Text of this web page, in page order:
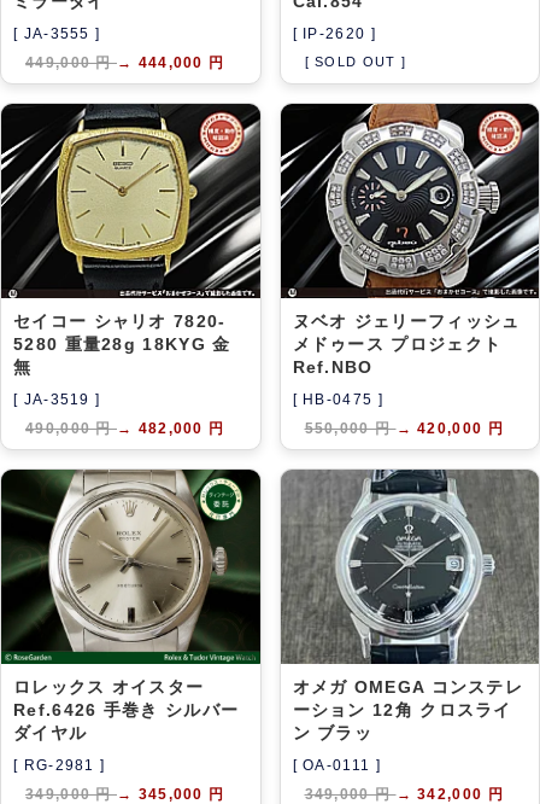
[ JA-3555 ]
449,000 円→ 444,000 円
[ IP-2620 ]
[ SOLD OUT ]
セイコー シャリオ 7820-
5280 重量28g 18KYG 金
無
[ JA-3519 ]
490,000 円→ 482,000 円
ヌベオ ジェリーフィッシュ
メドゥース プロジェクト
Ref.NBO
[ HB-0475 ]
550,000 円→ 420,000 円
ロレックス オイスター
Ref.6426 手巻き シルバー
ダイヤル
[ RG-2981 ]
349,000 円→ 345,000 円
オメガ OMEGA コンステレ
ーション 12角 クロスライ
ン ブラッ
[ OA-0111 ]
349,000 円→ 342,000 円